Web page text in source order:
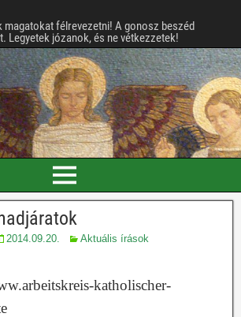
magatokat félrevezetni! A gonosz beszéd
Legyetek józanok, és ne vétkezzetek!
2014.09.20.
Aktuális írások
katholischer-